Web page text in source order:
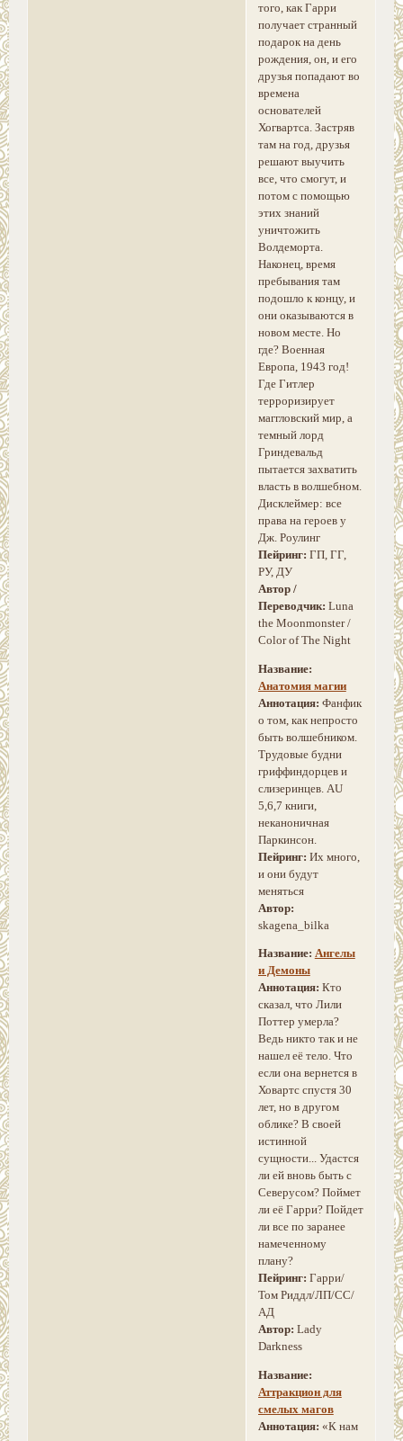
того, как Гарри
получает странный
подарок на день
рождения, он, и его
друзья попадают во
времена
основателей
Хогвартса. Застряв
там на год, друзья
решают выучить
все, что смогут, и
потом с помощью
этих знаний
уничтожить
Волдеморта.
Наконец, время
пребывания там
подошло к концу, и
они оказываются в
новом месте. Но
где? Военная
Европа, 1943 год!
Где Гитлер
терроризирует
маггловский мир, а
темный лорд
Гриндевальд
пытается захватить
власть в волшебном.
Дисклеймер: все
права на героев у
Дж. Роулинг
Пейринг: ГП, ГГ,
РУ, ДУ
Автор /
Переводчик: Luna
the Moonmonster /
Color of The Night
Название:
Анатомия магии
Аннотация: Фанфик
о том, как непросто
быть волшебником.
Трудовые будни
гриффиндорцев и
слизеринцев. AU
5,6,7 книги,
неканоничная
Паркинсон.
Пейринг: Их много,
и они будут
меняться
Автор:
skagena_bilka
Название: Ангелы
и Демоны
Аннотация: Кто
сказал, что Лили
Поттер умерла?
Ведь никто так и не
нашел её тело. Что
если она вернется в
Ховартс спустя 30
лет, но в другом
облике? В своей
истинной
сущности... Удастся
ли ей вновь быть с
Северусом? Поймет
ли её Гарри? Пойдет
ли все по заранее
намеченному
плану?
Пейринг: Гарри/
Том Риддл/ЛП/СС/
АД
Автор: Lady
Darkness
Название:
Аттракцион для
смелых магов
Аннотация: «К нам